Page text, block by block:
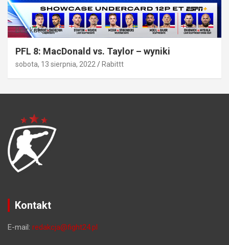
Bez kategorii
PFL 8: MacDonald vs. Taylor – wyniki
sobota, 13 sierpnia, 2022 Rabittt
Kontakt
E-mail: redakcja@fight24.pl